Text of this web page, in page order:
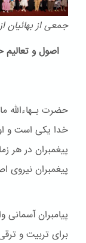
جمعی از بهائیان
اصول و تعالیم
حضرت بـهاءالله
خدا یکی است و
پیغمبران در هر
پیغمبران نیروی
پیامبران
برای تربیت و